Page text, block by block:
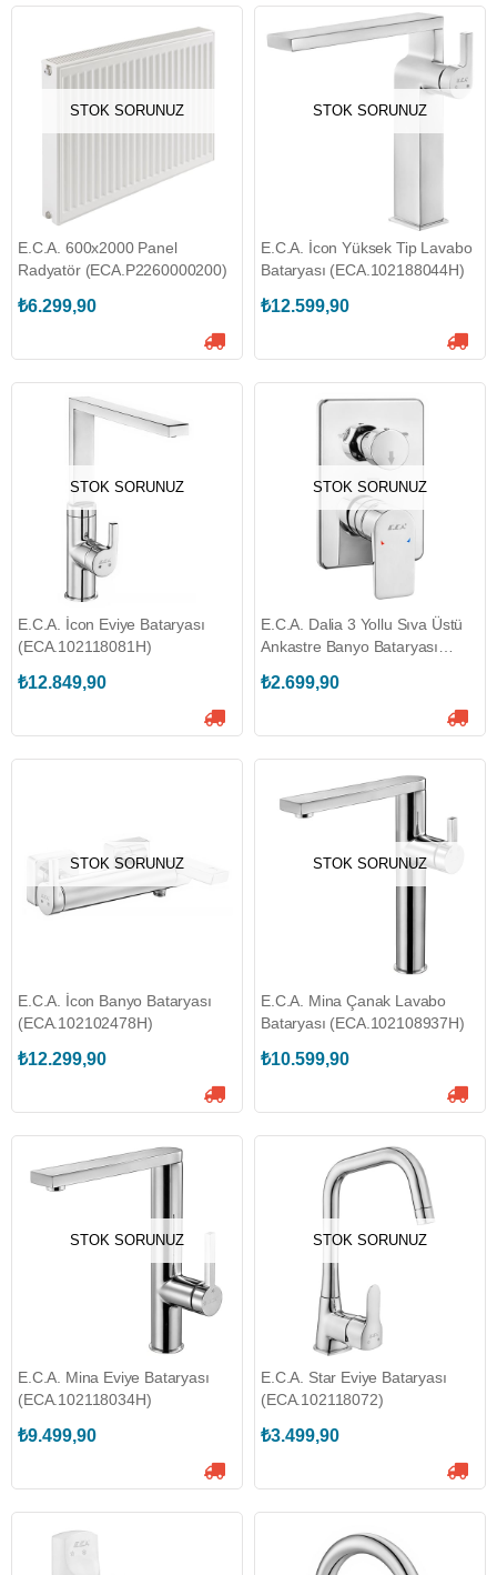
STOK SORUNUZ
E.C.A. 600x2000 Panel
Radyatör (ECA.P2260000200)
₺6.299,90
STOK SORUNUZ
E.C.A. İcon Yüksek Tip Lavabo
Bataryası (ECA.102188044H)
₺12.599,90
STOK SORUNUZ
E.C.A. İcon Eviye Bataryası
(ECA.102118081H)
₺12.849,90
STOK SORUNUZ
E.C.A. Dalia 3 Yollu Sıva Üstü
Ankastre Banyo Bataryası
₺2.699,90
STOK SORUNUZ
E.C.A. İcon Banyo Bataryası
(ECA.102102478H)
₺12.299,90
STOK SORUNUZ
E.C.A. Mina Çanak Lavabo
Bataryası (ECA.102108937H)
₺10.599,90
STOK SORUNUZ
E.C.A. Mina Eviye Bataryası
(ECA.102118034H)
₺9.499,90
STOK SORUNUZ
E.C.A. Star Eviye Bataryası
(ECA.102118072)
₺3.499,90